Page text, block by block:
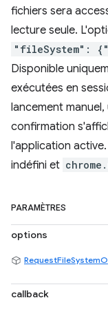
fichiers sera
lecture seule.
"fileSystem":
Disponible
exécutées en
lancement
confirmation
l'application
indéfini et
PARAMÈTRES
options
callback